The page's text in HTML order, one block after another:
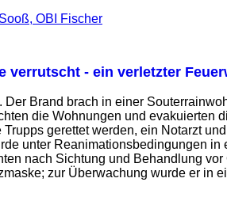
OBI Fischer
verrutscht - ein verletzter
Brand brach in einer
die Wohnungen und evakuierten
gerettet werden, ein Notarzt
unter Reanimationsbedingungen
nach Sichtung und Behandlung
zur Überwachung wurde er in